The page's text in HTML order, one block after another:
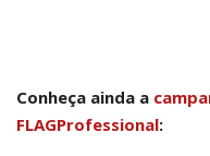
Conheça ainda a
FLAGProfessional: